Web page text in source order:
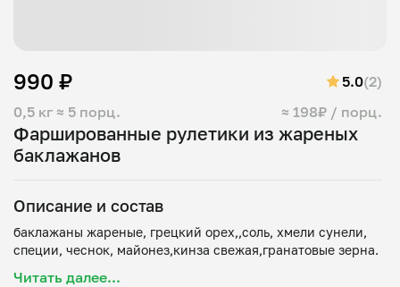
Фаршированные рулетики из жареных
баклажанов
0,5 кг ≈ 5 порц. ≈ 198₽ / порц.
990 ₽ 5.0(2)
Описание и состав
баклажаны жареные, грецкий орех,,соль, хмели сунели,
Читать далее...